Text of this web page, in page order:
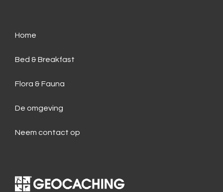
Home
Bed & Breakfast
Flora & Fauna
De omgeving
Neem contact op